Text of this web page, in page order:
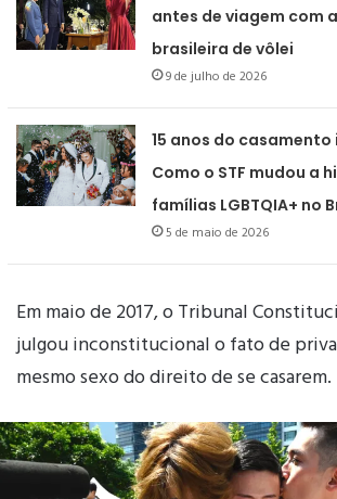
antes de viagem com
brasileira de vôlei
9 de julho de 2026
15 anos do
Como o STF mudou a
famílias LGBTQIA+ no
5 de maio de 2026
Em maio de 2017, o Tribunal
julgou inconstitucional o fato de
mesmo sexo do direito de se casarem.